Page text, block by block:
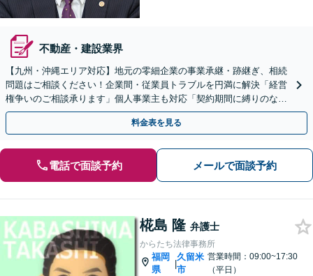
不動産・建設業界
【九州・沖縄エリア対応】地元の零細企業の事業承継・跡継ぎ、相続
問題はご相談ください！企業間・従業員トラブルを円満に解決「経営
権争いのご相談承ります」個人事業主も対応「契約期間に縛りのない
顧問契約あり」【夜間・休日面談｜ビデオ面談対応】
料金表を見る
電話で面談予約 メールで面談予約
椛島 隆 弁護士
からたち法律事務所
福岡
県
|
久留米
市
営業時間：09:00~17:30
（平日）